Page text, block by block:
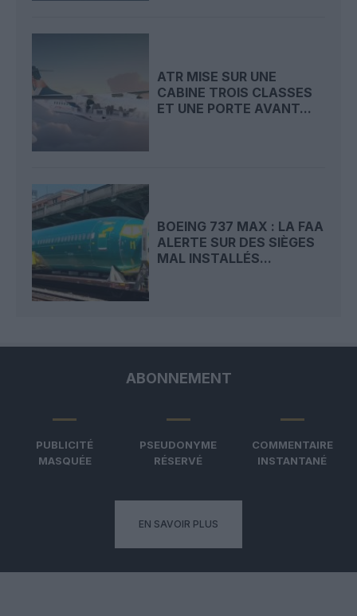
ATR MISE SUR UNE
CABINE TROIS CLASSES
ET UNE PORTE AVANT...
BOEING 737 MAX : LA FAA
ALERTE SUR DES SIÈGES
MAL INSTALLÉS...
ABONNEMENT
PUBLICITÉ
MASQUÉE
PSEUDONYME
RÉSERVÉ
COMMENTAIRE
INSTANTANÉ
EN SAVOIR PLUS